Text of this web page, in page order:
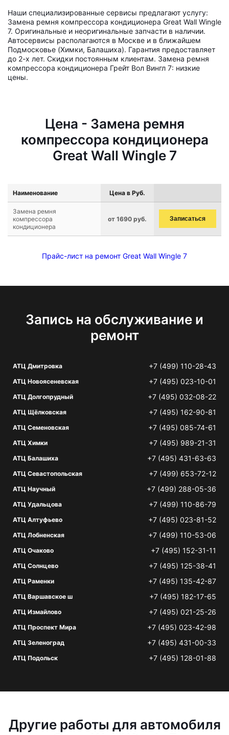
Наши специализированные сервисы предлагают услугу:
Замена ремня компрессора кондиционера Great Wall Wingle
7. Оригинальные и неоригинальные запчасти в наличии.
Автосервисы располагаются в Москве и в ближайшем
Подмосковье (Химки, Балашиха). Гарантия предоставляет
до 2-х лет. Скидки постоянным клиентам. Замена ремня
компрессора кондиционера Грейт Вол Вингл 7: низкие
цены.
Цена - Замена ремня
компрессора кондиционера
Great Wall Wingle 7
Наименование Цена в Руб.
Замена ремня
компрессора
кондиционера
от 1690 руб. Записаться
Прайс-лист на ремонт Great Wall Wingle 7
Запись на обслуживание и
ремонт
АТЦ Дмитровка +7 (499) 110-28-43
АТЦ Новоясеневская +7 (495) 023-10-01
АТЦ Долгопрудный +7 (495) 032-08-22
АТЦ Щёлковская +7 (495) 162-90-81
АТЦ Семеновская +7 (495) 085-74-61
АТЦ Химки +7 (495) 989-21-31
АТЦ Балашиха +7 (495) 431-63-63
АТЦ Севастопольская +7 (499) 653-72-12
АТЦ Научный +7 (499) 288-05-36
АТЦ Удальцова +7 (499) 110-86-79
АТЦ Алтуфьево +7 (495) 023-81-52
АТЦ Лобненская +7 (499) 110-53-06
АТЦ Очаково +7 (495) 152-31-11
АТЦ Солнцево +7 (495) 125-38-41
АТЦ Раменки +7 (495) 135-42-87
АТЦ Варшавское ш +7 (495) 182-17-65
АТЦ Измайлово +7 (495) 021-25-26
АТЦ Проспект Мира +7 (495) 023-42-98
АТЦ Зеленоград +7 (495) 431-00-33
АТЦ Подольск +7 (495) 128-01-88
Другие работы для автомобиля